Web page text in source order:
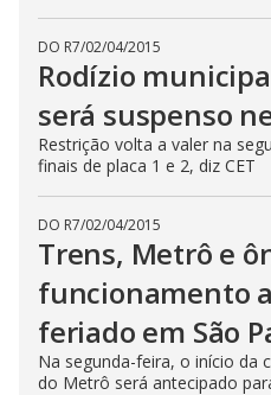
DO R7/02/04/2015
Rodízio
será suspenso
Restrição volta a valer na
finais de placa 1 e 2, diz CET
DO R7/02/04/2015
Trens, Metrô e
funcionamento
feriado em São
Na segunda-feira, o início da
do Metrô será antecipado